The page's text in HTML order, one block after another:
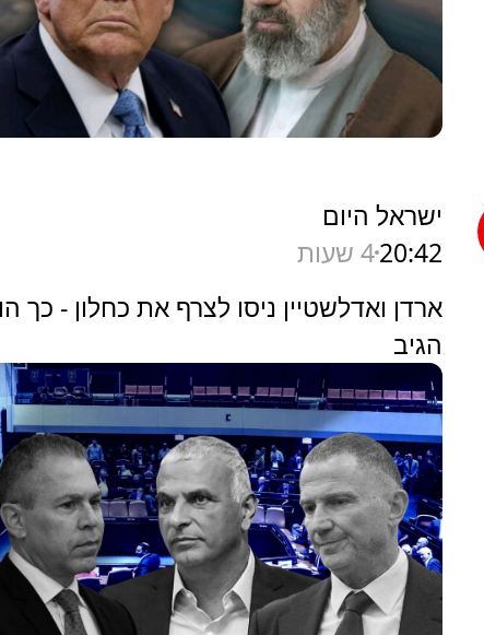
ישראל היום
20:424 שעות
ארדן ואדלשטיין ניסו לצרף את כחלון - כך
הגיב